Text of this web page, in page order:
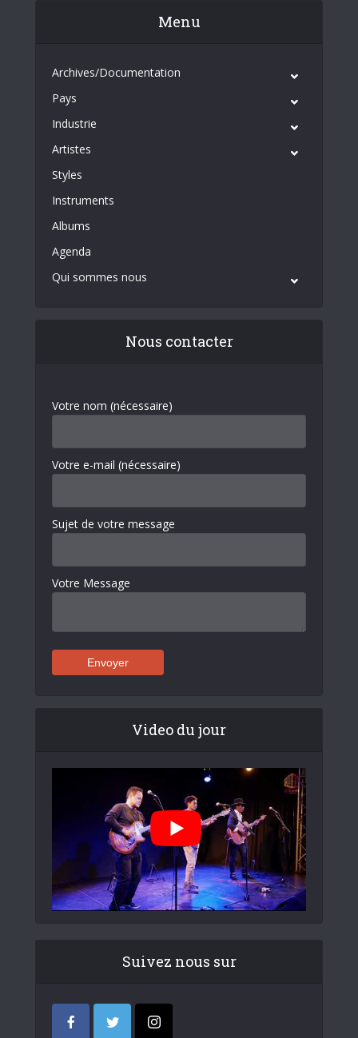
Menu
Archives/Documentation
Pays
Industrie
Artistes
Styles
Instruments
Albums
Agenda
Qui sommes nous
Nous contacter
Votre nom (nécessaire)
Votre e-mail (nécessaire)
Sujet de votre message
Votre Message
Video du jour
Suivez nous sur